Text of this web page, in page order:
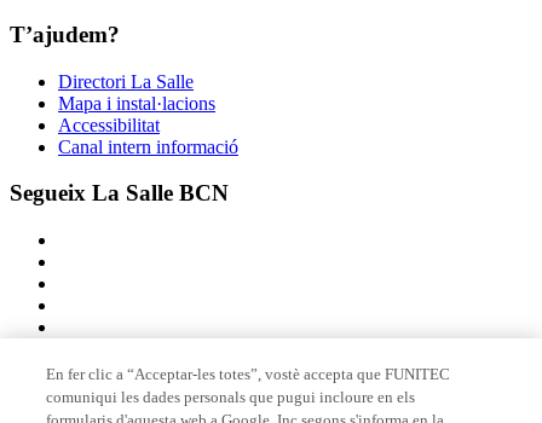
T’ajudem?
Directori La Salle
Mapa i instal·lacions
Accessibilitat
Canal intern informació
Segueix La Salle BCN
Membre de
En fer clic a “Acceptar-les totes”, vostè accepta que FUNITEC
comuniqui les dades personals que pugui incloure en els